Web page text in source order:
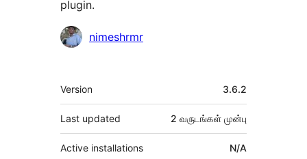
plugin.
பங்களிப்பாளர்கள்
nimeshrmr
Meta
Version 3.6.2
Last updated 2 வருடங்கள் முன்பு
Active installations N/A